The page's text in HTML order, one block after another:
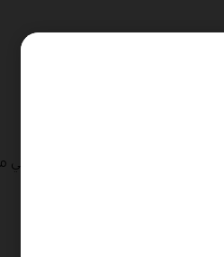
احصلي على سعر مناسب بمجرد ادخال كوبون بيوتي